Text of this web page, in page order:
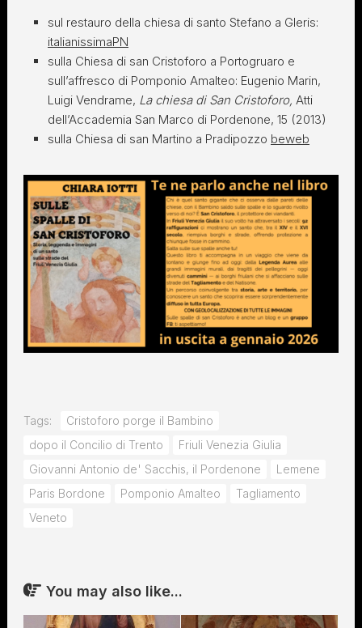
sul restauro della chiesa di santo Stefano a Gleris:
italianissimaPN
sulla Chiesa di san Cristoforo a Portogruaro e
sull’affresco di Pomponio Amalteo: Eugenio Marin,
Luigi Vendrame, La chiesa di San Cristoforo, Atti
dell’Accademia San Marco di Pordenone, 15 (2013)
sulla Chiesa di san Martino a Pradipozzo beweb
Tags:
Cristoforo porge il Bambino
dopo il Concilio di Trento
Friuli Venezia Giulia
Giovanni Antonio de' Sacchis, il Pordenone
Lemene
Paris Bordone
Pomponio Amalteo
Tagliamento
Veneto
You may also like...